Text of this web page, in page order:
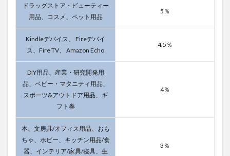
ドラッグストア・ビューティー
用品、コスメ、ペット用品
5％
Kindleデバイス、 Fireデバイ
ス、Fire TV、 Amazon Echo
4.5％
DIY用品、産業・研究開発用
品、ベビー・マタニティ用品、
スポーツ&アウトドア用品、ギ
フト券
4％
本、文房具/オフィス用品、おも
ちゃ、ホビー、キッチン用品/食
器、インテリア/家具/寝具、生
3％